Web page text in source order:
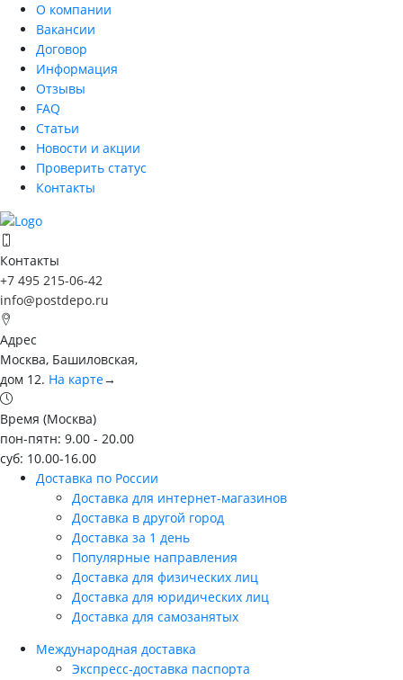
О компании
Вакансии
Договор
Информация
Отзывы
FAQ
Статьи
Новости и акции
Проверить статус
Контакты
Контакты
+7 495 215-06-42
info@postdepo.ru
Адрес
Москва, Башиловская,
дом 12. На карте→
Время (Москва)
пон-пятн: 9.00 - 20.00
суб: 10.00-16.00
Доставка по России
Доставка для интернет-магазинов
Доставка в другой город
Доставка за 1 день
Популярные направления
Доставка для физических лиц
Доставка для юридических лиц
Доставка для самозанятых
Международная доставка
Экспресс-доставка паспорта